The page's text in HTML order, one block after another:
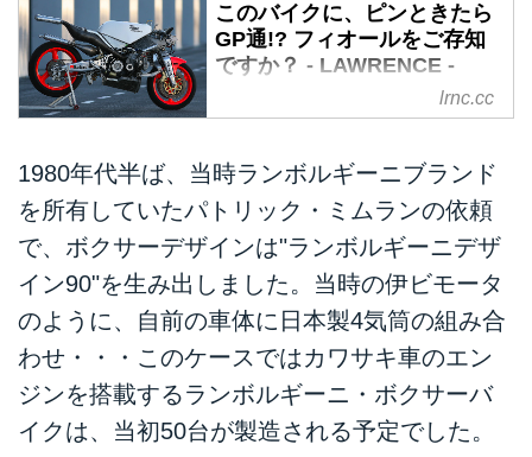
このバイクに、ピンときたら
GP通!? フィオールをご存知
ですか？ - LAWRENCE -
Motorcycle x Cars + α =
Your Life.
ラスでは、大メーカーが作ったバ
イク以外が最高峰クラスを走るこ
とがなくなりました。しかし、ま
だ2ストローク全盛期だった1980
年代のGP500ccクラスでは、小さ
なコンストラクターがフル参戦す
ることができました。今回紹介す
るフィオールは、そんな大メーカ
ーに果敢に挑んだ存在のひとつで
した。
lrnc.cc
1980年代半ば、当時ランボルギーニブランド
を所有していたパトリック・ミムランの依頼
で、ボクサーデザインは"ランボルギーニデザ
イン90"を生み出しました。当時の伊ビモータ
のように、自前の車体に日本製4気筒の組み合
わせ・・・このケースではカワサキ車のエン
ジンを搭載するランボルギーニ・ボクサーバ
イクは、当初50台が製造される予定でした。